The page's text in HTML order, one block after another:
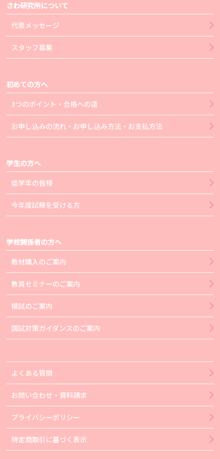
さわ研究所について
代表メッセージ
スタッフ募集
初めての方へ
3つのポイント・合格への道
お申し込みの流れ・お申し込み方法・お支払方法
学生の方へ
低学年の皆様
今年度試験を受ける方
学校関係者の方へ
教材購入のご案内
教員セミナーのご案内
模試のご案内
国試対策ガイダンスのご案内
よくある質問
お問い合わせ・資料請求
プライバシーポリシー
特定商取引に基づく表示